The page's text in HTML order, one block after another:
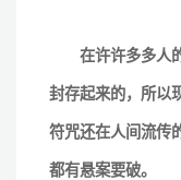
在许许多多人的
封存起来的，所以
符咒还在人间流传
都有悬案要破。